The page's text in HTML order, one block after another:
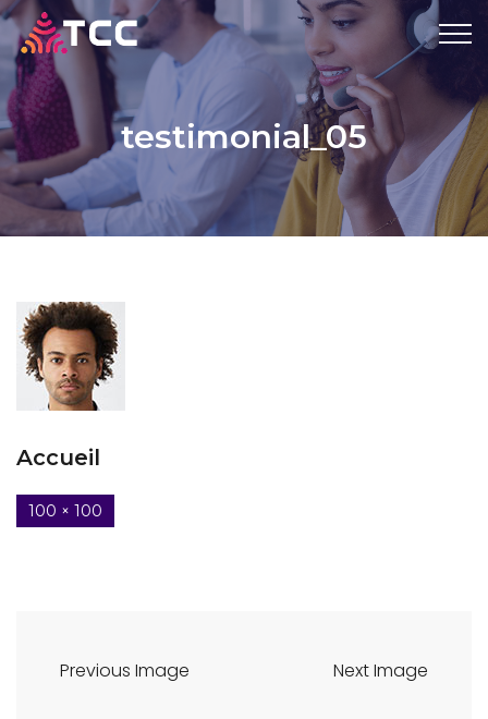
testimonial_05
Accueil
100 × 100
Previous Image Next Image